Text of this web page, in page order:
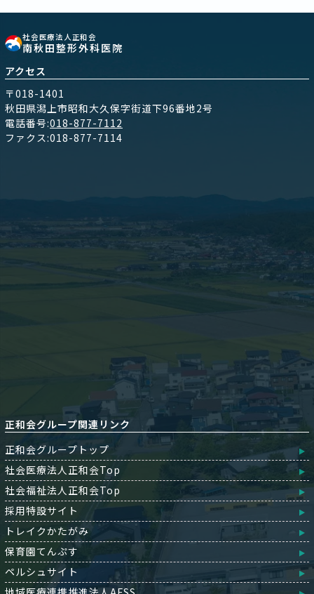
社会医療法人正和会
南秋田整形外科医院
アクセス
〒018-1401
秋田県潟上市昭和大久保字街道下96番地2号
電話番号:018-877-7112
ファクス:018-877-7114
正和会グループ関連リンク
正和会グループトップ
社会医療法人正和会Top
社会福祉法人正和会Top
採用特設サイト
トレイクかたがみ
保育園てんぷす
ペルシュサイト